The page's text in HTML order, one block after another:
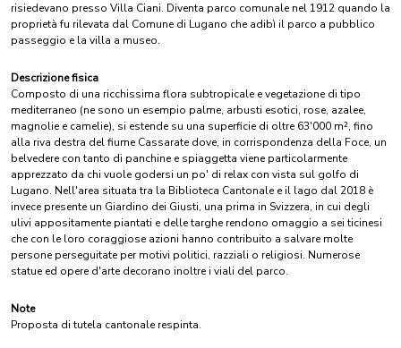
risiedevano presso Villa Ciani. Diventa parco comunale nel 1912 quando la
proprietà fu rilevata dal Comune di Lugano che adibì il parco a pubblico
passeggio e la villa a museo.
Descrizione fisica
Composto di una ricchissima flora subtropicale e vegetazione di tipo
mediterraneo (ne sono un esempio palme, arbusti esotici, rose, azalee,
magnolie e camelie), si estende su una superficie di oltre 63'000 m², fino
alla riva destra del fiume Cassarate dove, in corrispondenza della Foce, un
belvedere con tanto di panchine e spiaggetta viene particolarmente
apprezzato da chi vuole godersi un po' di relax con vista sul golfo di
Lugano. Nell'area situata tra la Biblioteca Cantonale e il lago dal 2018 è
invece presente un Giardino dei Giusti, una prima in Svizzera, in cui degli
ulivi appositamente piantati e delle targhe rendono omaggio a sei ticinesi
che con le loro coraggiose azioni hanno contribuito a salvare molte
persone perseguitate per motivi politici, razziali o religiosi. Numerose
statue ed opere d'arte decorano inoltre i viali del parco.
Note
Proposta di tutela cantonale respinta.